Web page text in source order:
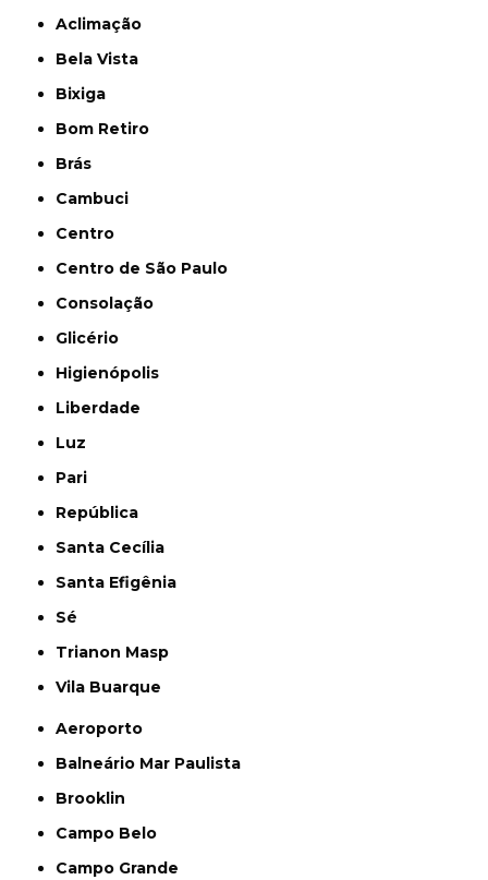
Aclimação
Bela Vista
Bixiga
Bom Retiro
Brás
Cambuci
Centro
Centro de São Paulo
Consolação
Glicério
Higienópolis
Liberdade
Luz
Pari
República
Santa Cecília
Santa Efigênia
Sé
Trianon Masp
Vila Buarque
Aeroporto
Balneário Mar Paulista
Brooklin
Campo Belo
Campo Grande